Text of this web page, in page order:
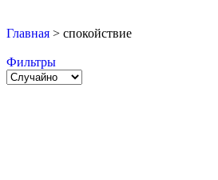
Главная > спокойствие
Фильтры